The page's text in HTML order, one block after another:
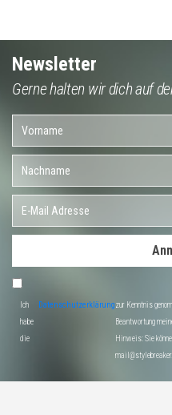
Newsletter
Gerne halten wir dich auf
Ich
habe
die
Datenschutzerklärungzur Kenntnis
Beantwortung
Hinweis: Sie